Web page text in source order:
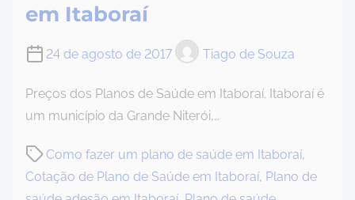
em Itaboraí
24 de agosto de 2017 Tiago de Souza
Preços dos Planos de Saúde em Itaboraí. Itaboraí é
um município da Grande Niterói,…
Como fazer um plano de saúde em Itaboraí,
Cotação de Plano de Saúde em Itaboraí, Plano de
P
o
s